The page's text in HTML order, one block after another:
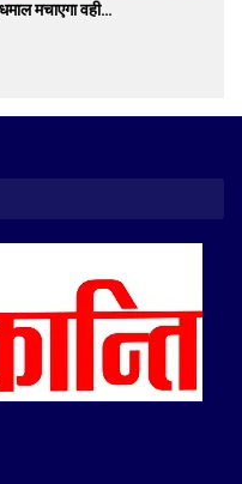
मचाएगा वही…